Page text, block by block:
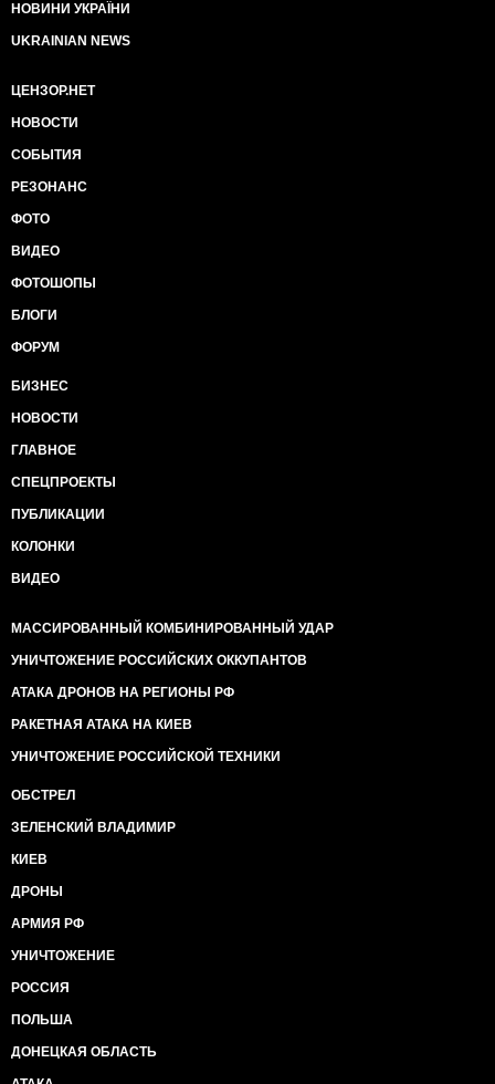
НОВИНИ УКРАЇНИ
UKRAINIAN NEWS
ЦЕНЗОР.НЕТ
НОВОСТИ
СОБЫТИЯ
РЕЗОНАНС
ФОТО
ВИДЕО
ФОТОШОПЫ
БЛОГИ
ФОРУМ
БИЗНЕС
НОВОСТИ
ГЛАВНОЕ
СПЕЦПРОЕКТЫ
ПУБЛИКАЦИИ
КОЛОНКИ
ВИДЕО
МАССИРОВАННЫЙ КОМБИНИРОВАННЫЙ УДАР
УНИЧТОЖЕНИЕ РОССИЙСКИХ ОККУПАНТОВ
АТАКА ДРОНОВ НА РЕГИОНЫ РФ
РАКЕТНАЯ АТАКА НА КИЕВ
УНИЧТОЖЕНИЕ РОССИЙСКОЙ ТЕХНИКИ
ОБСТРЕЛ
ЗЕЛЕНСКИЙ ВЛАДИМИР
КИЕВ
ДРОНЫ
АРМИЯ РФ
УНИЧТОЖЕНИЕ
РОССИЯ
ПОЛЬША
ДОНЕЦКАЯ ОБЛАСТЬ